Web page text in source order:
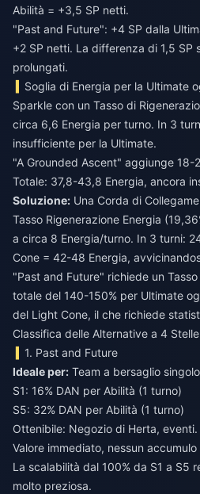
Abilità = +3,5 SP netti.
"Past and Future": +4 SP dalla
+2 SP netti. La differenza di 1,5 SP
prolungati.
Soglia di Energia per la Ultimate
Sparkle con un Tasso di
circa 6,6 Energia per turno. In 3
insufficiente per la Ultimate.
"A Grounded Ascent" aggiunge
Totale: 37,8-43,8 Energia, ancora
Soluzione: Una Corda di
Tasso Rigenerazione Energia
a circa 8 Energia/turno. In 3 turni:
Cone = 42-48 Energia,
"Past and Future" richiede un
totale del 140-150% per Ultimate
del Light Cone, il che richiede
Classifica delle Alternative a 4 Stelle
1. Past and Future
Ideale per: Team a bersaglio
S1: 16% DAN per Abilità (1 turno)
S5: 32% DAN per Abilità (1 turno)
Ottenibile: Negozio di Herta, eventi.
Valore immediato, nessun
La scalabilità dal 100% da S1 a S5
molto preziosa.